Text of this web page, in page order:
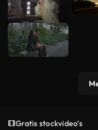
Gratis stockvideo’s